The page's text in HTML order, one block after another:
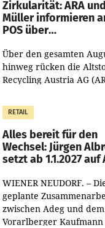
Zirkularität: ARA und
Müller informieren
POS über
Über den gesamten
hinweg rücken die
Recycling Austria AG
Müller die Initiative
Helden“ in allen
österreichischen Müller-
RETAIL
Alles bereit für den
Wechsel: Jürgen
setzt ab 1.1.2027 auf
WIENER NEUDORF. –
geplante
zwischen Adeg und dem
Vorarlberger Kaufmann